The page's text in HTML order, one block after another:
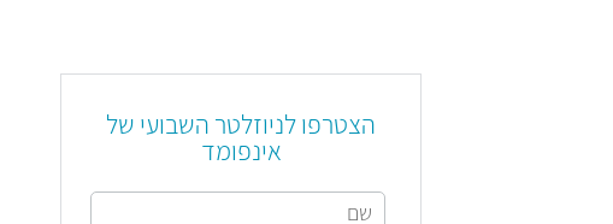
הצטרפו לניוזלטר השבועי של
אינפומד